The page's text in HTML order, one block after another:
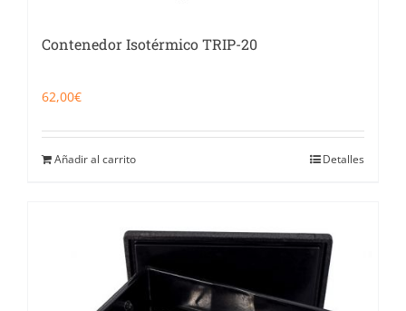
Contenedor Isotérmico TRIP-20
62,00€
Añadir al carrito Detalles